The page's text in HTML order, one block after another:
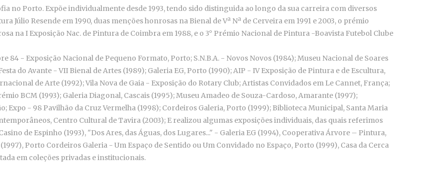
no Porto. Expõe individualmente desde 1993, tendo sido distinguida ao longo da sua carreira com diversos
Júlio Resende em 1990, duas menções honrosas na Bienal de Vª Nª de Cerveira em 1991 e 2003, o prémio
na I Exposição Nac. de Pintura de Coimbra em 1988, e o 3° Prémio Nacional de Pintura -Boavista Futebol Clube
84 - Exposição Nacional de Pequeno Formato, Porto; S.N.B.A. - Novos Novos (1984); Museu Nacional de Soares
do Avante - VII Bienal de Artes (1989); Galeria EG, Porto (1990); AIP - IV Exposição de Pintura e de Escultura,
de Arte (1992); Vila Nova de Gaia - Exposição do Rotary Club; Artistas Convidados em Le Cannet, França;
BCM (1993); Galeria Diagonal, Cascais (1995); Museu Amadeo de Souza-Cardoso, Amarante (1997);
Expo - 98 Pavilhão da Cruz Vermelha (1998); Cordeiros Galeria, Porto (1999); Biblioteca Municipal, Santa Maria
Centro Cultural de Tavira (2003); E realizou algumas exposições individuais, das quais referimos
de Espinho (1993), "Dos Ares, das Águas, dos Lugares..." - Galeria EG (1994), Cooperativa Árvore – Pintura,
Porto Cordeiros Galeria - Um Espaço de Sentido ou Um Convidado no Espaço, Porto (1999), Casa da Cerca
em coleções privadas e institucionais.